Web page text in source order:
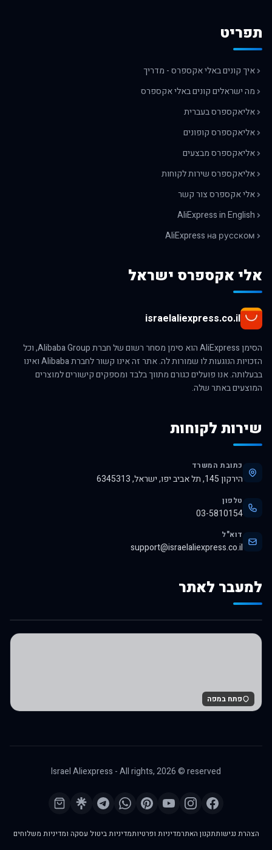
תפריט
איך קונים באלי אקספרס - מדריך
מה ישראלים קונים באלי אקספרס
אליאקספרס בעברית
אליאקספרס קופונים
אליאקספרס מבצעים
אליאקספרס שירות לקוחות
אלי אקספרס צור קשר
AliExpress in English
AliExpress на русском
אלי אקספרס ישראל
israelaliexpress.co.il
הסימן AliExpress הוא סימן מסחר רשום של חברת Alibaba Group, וכל
הזכויות הנוגעות לו שמורות לה. אתר זה אינו קשור לחברת Alibaba ואינו
בבעלותה. אנו פועלים כגורם מתווך בלבד ומספקים קישורים למוצרים
המוצעים באתר שלה.
שירות לקוחות
כתובת המשרד
הירקון 145, תל אביב יפו, ישראל, 6345313
טלפון
03-5810154
דוא"ל
support@israelaliexpress.co.il
למעבר לאתר
לרכישה באלי אקספרס
פתח במפה
Israel Aliexpress - All rights,2026© reserved
הצהרת נגישותתקנון האתרמדיניות ופרטיותמדיניות ביטול עסקה ומדיניות משלוחים